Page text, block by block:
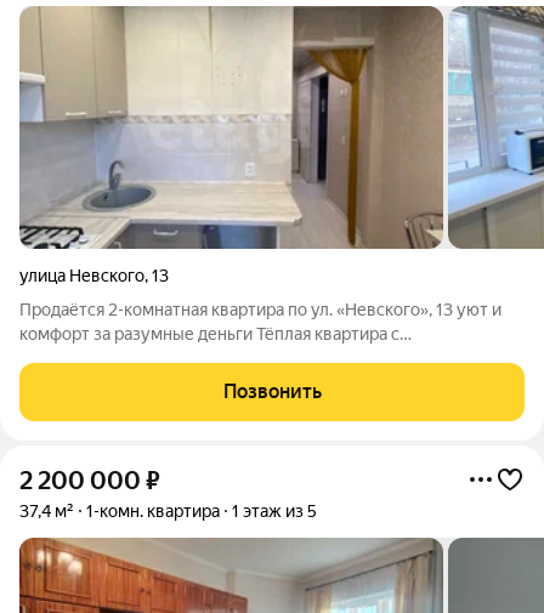
улица Невского,13
Продаётся 2-комнатная квартира по ул. «Невского», 13 уют и
комфорт за разумные деньги Тёплая квартира с
вариант для семьи или молодой пары. Что внутри Этаж: 1 из 5,
Позвонить
2 200 000 ₽
37,4 м² 1-комн. квартира 1 этаж из 5